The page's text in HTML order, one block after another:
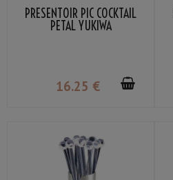
PRÉSENTOIR PIC COCKTAIL
PETAL YUKIWA
16.25 €